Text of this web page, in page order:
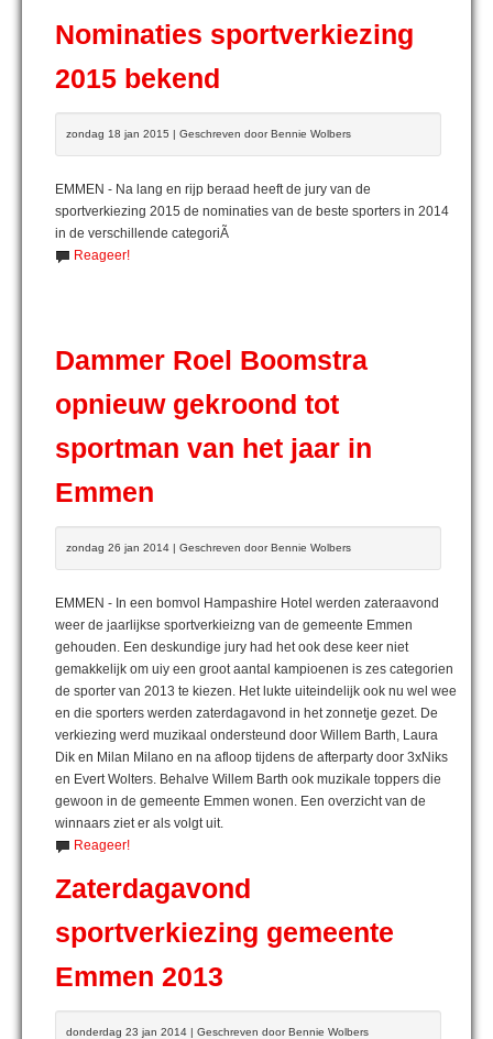
Nominaties sportverkiezing
2015 bekend
zondag 18 jan 2015 | Geschreven door Bennie Wolbers
EMMEN - Na lang en rijp beraad heeft de jury van de
sportverkiezing 2015 de nominaties van de beste sporters in 2014
in de verschillende categoriÃ
Reageer!
Dammer Roel Boomstra
opnieuw gekroond tot
sportman van het jaar in
Emmen
zondag 26 jan 2014 | Geschreven door Bennie Wolbers
EMMEN - In een bomvol Hampashire Hotel werden zateraavond
weer de jaarlijkse sportverkieizng van de gemeente Emmen
gehouden. Een deskundige jury had het ook dese keer niet
gemakkelijk om uiy een groot aantal kampioenen is zes categorien
de sporter van 2013 te kiezen. Het lukte uiteindelijk ook nu wel wee
en die sporters werden zaterdagavond in het zonnetje gezet. De
verkiezing werd muzikaal ondersteund door Willem Barth, Laura
Dik en Milan Milano en na afloop tijdens de afterparty door 3xNiks
en Evert Wolters. Behalve Willem Barth ook muzikale toppers die
gewoon in de gemeente Emmen wonen. Een overzicht van de
winnaars ziet er als volgt uit.
Reageer!
Zaterdagavond
sportverkiezing gemeente
Emmen 2013
donderdag 23 jan 2014 | Geschreven door Bennie Wolbers